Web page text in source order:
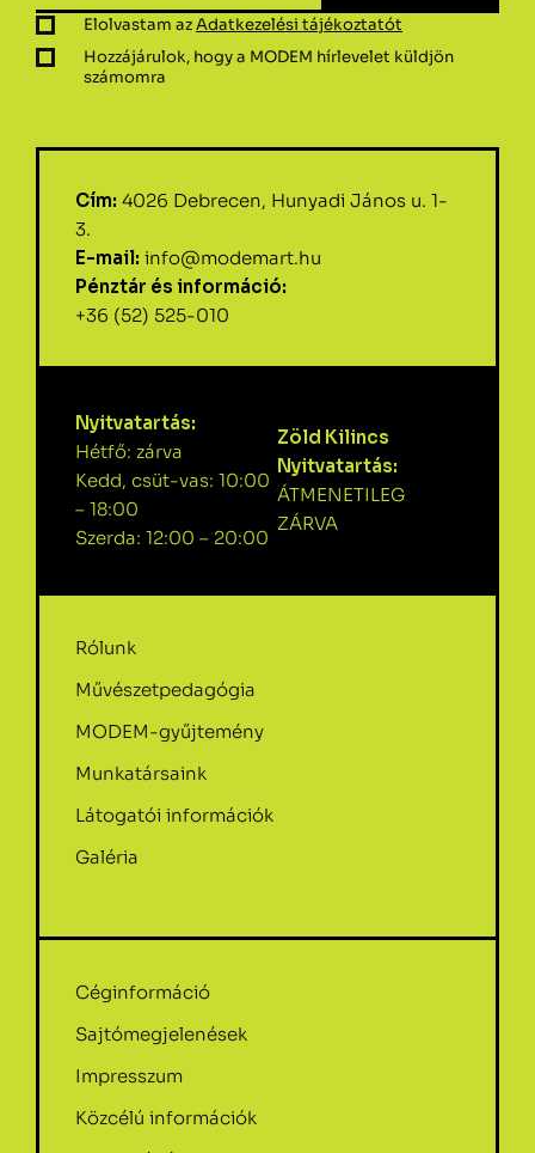
Elolvastam azAdatkezelési tájékoztatót
Hozzájárulok, hogy a MODEM hírlevelet küldjön
számomra
Cím: 4026 Debrecen, Hunyadi János u. 1-
3.
E-mail: info@modemart.hu
Pénztár és információ:
+36 (52) 525-010
Nyitvatartás:
Hétfő: zárva
Kedd, csüt-vas: 10:00
– 18:00
Szerda: 12:00 – 20:00
Zöld Kilincs
Nyitvatartás:
ÁTMENETILEG
ZÁRVA
Rólunk
Művészetpedagógia
MODEM-gyűjtemény
Munkatársaink
Látogatói információk
Galéria
Céginformáció
Sajtómegjelenések
Impresszum
Közcélú információk